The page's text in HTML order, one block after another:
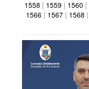
1558 | 1559 | 1560 |
1566| 1567| 1568 |